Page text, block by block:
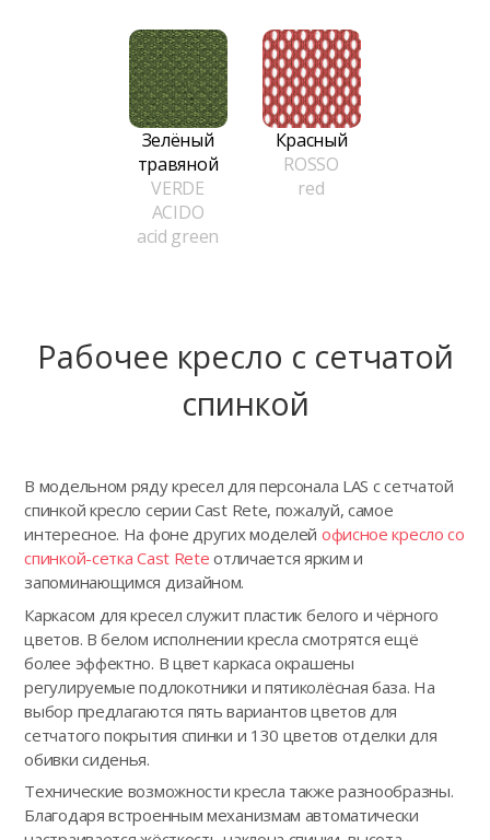
Зелёный
травяной
VERDE
ACIDO
acid green
Красный
ROSSO
red
Рабочее кресло с сетчатой
спинкой
В модельном ряду кресел для персонала LAS с сетчатой
спинкой кресло серии Cast Rete, пожалуй, самое
интересное. На фоне других моделей офисное кресло со
спинкой-сетка Cast Rete отличается ярким и
запоминающимся дизайном.
Каркасом для кресел служит пластик белого и чёрного
цветов. В белом исполнении кресла смотрятся ещё
более эффектно. В цвет каркаса окрашены
регулируемые подлокотники и пятиколёсная база. На
выбор предлагаются пять вариантов цветов для
сетчатого покрытия спинки и 130 цветов отделки для
обивки сиденья.
Технические возможности кресла также разнообразны.
Благодаря встроенным механизмам автоматически